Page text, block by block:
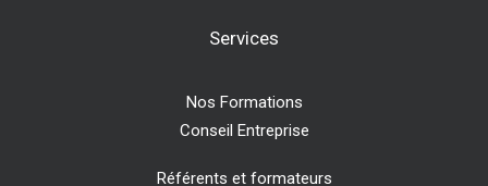
Services
Nos Formations
Conseil Entreprise
Référents et formateurs